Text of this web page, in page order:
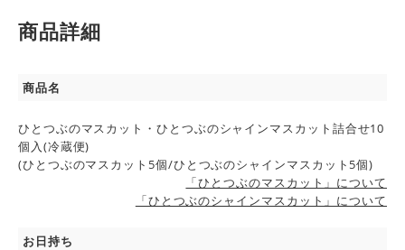
商品詳細
商品名
ひとつぶのマスカット・ひとつぶのシャインマスカット詰合せ10
個入(冷蔵便)
(ひとつぶのマスカット5個/ひとつぶのシャインマスカット5個)
「ひとつぶのマスカット」について
「ひとつぶのシャインマスカット」について
お日持ち